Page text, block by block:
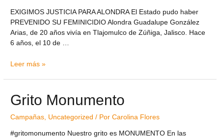
EXIGIMOS JUSTICIA PARA ALONDRA El Estado pudo haber
PREVENIDO SU FEMINICIDIO Alondra Guadalupe González
Arias, de 20 años vivía en Tlajomulco de Zúñiga, Jalisco. Hace
6 años, el 10 de …
Leer más »
Grito Monumento
Campañas Uncategorized / PorCarolina Flores
#gritomonumento Nuestro grito es MONUMENTO En las